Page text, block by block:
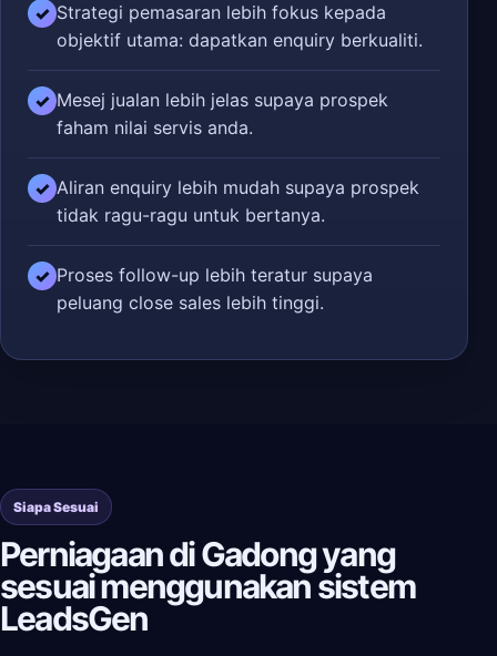
✓ Strategi pemasaran lebih fokus kepada
objektif utama: dapatkan enquiry berkualiti.
✓ Mesej jualan lebih jelas supaya prospek
faham nilai servis anda.
✓ Aliran enquiry lebih mudah supaya prospek
tidak ragu-ragu untuk bertanya.
✓ Proses follow-up lebih teratur supaya
peluang close sales lebih tinggi.
Siapa Sesuai
Perniagaan di Gadong yang
sesuai menggunakan sistem
LeadsGen